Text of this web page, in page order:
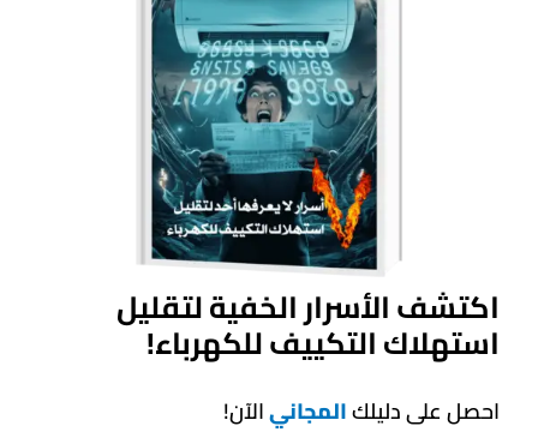
اتصال Wi-Fi مدمج للتحكم الذكي عن بعد عبر تطبيق
تشغيل هادئ وتصميم نحيف ومظهر أنيق.
منتجات ذات صلة
اكتشف الأسرار الخفية لتقليل
استهلاك التكييف للكهرباء!
احصل على دليلكالمجانيالآن!